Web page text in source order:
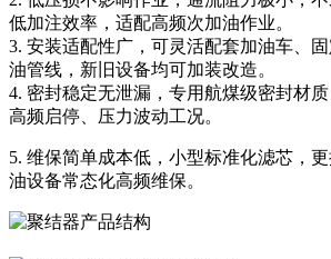
低加注效率，适配高频次加油作业。
3. 安装适配性广，可灵活配套加油车、
油管线，新旧设备均可加装改造。
4. 密封稳定无泄漏，专用航煤级密封材
高频启停、压力波动工况。
5. 维保简单成本低，小型标准化滤芯，
油设备常态化高频维保。